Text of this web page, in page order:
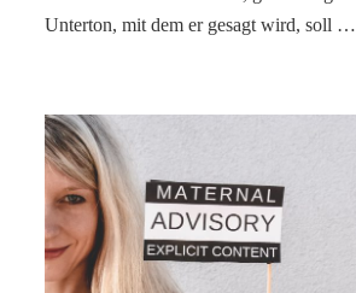
Unterton, mit dem er gesagt wird, soll …